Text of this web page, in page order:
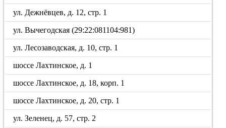
ул. Дежнёвцев, д. 12, стр. 1
ул. Вычегодская (29:22:081104:981)
ул. Лесозаводская, д. 10, стр. 1
шоссе Лахтинское, д. 1
шоссе Лахтинское, д. 18, корп. 1
шоссе Лахтинское, д. 20, стр. 1
ул. Зеленец, д. 57, стр. 2